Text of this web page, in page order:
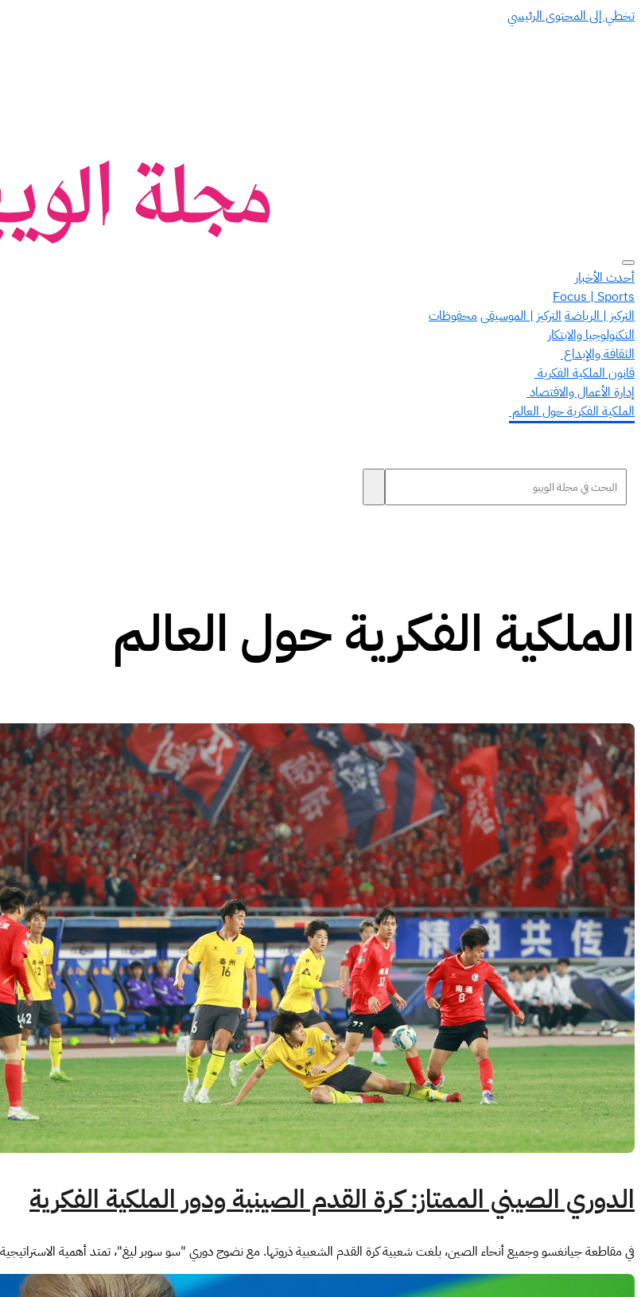
تخطي إلى المحتوى الرئيسي
أحدث الأخبار
Focus | Sports
التركيز | الرياضةالتركيز | الموسيقىمحفوظات
التكنولوجيا والابتكار
الثقافة والإبداع
قانون الملكية الفكرية
إدارة الأعمال والاقتصاد
الملكية الفكرية حول العالم
الملكية الفكرية حول العالم
الدوري الصيني الممتاز: كرة القدم الصينية ودور الملكية الفكرية
في مقاطعة جيانغسو وجميع أنحاء الصين، بلغت شعبية كرة القدم الشعبية ذروتها. مع نضوج دوري "سو سوبر ليغ"، تمتد أهمية